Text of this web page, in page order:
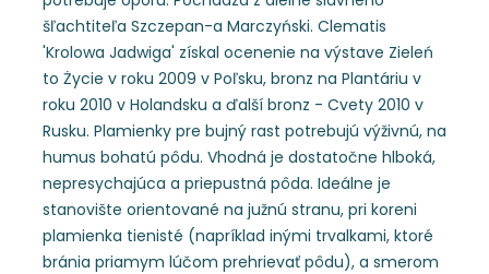
šľachtiteľa Szczepan-a Marczyński. Clematis
'Krolowa Jadwiga' získal ocenenie na výstave Zieleń
to Życie v roku 2009 v Poľsku, bronz na Plantáriu v
roku 2010 v Holandsku a ďalší bronz - Cvety 2010 v
Rusku. Plamienky pre bujný rast potrebujú výživnú, na
humus bohatú pôdu. Vhodná je dostatočne hlboká,
nepresychajúca a priepustná pôda. Ideálne je
stanovište orientované na južnú stranu, pri koreni
plamienka tienisté (napríklad inými trvalkami, ktoré
bránia priamym lúčom prehrievať pôdu), a smerom